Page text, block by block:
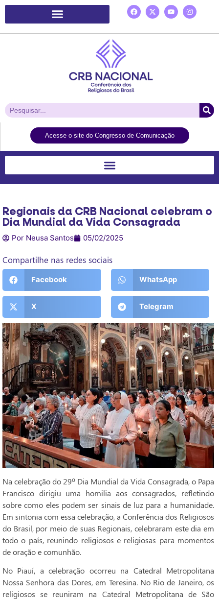
Acesse o site do Congresso de Comunicação
Regionais da CRB Nacional celebram o
Dia Mundial da Vida Consagrada
Por Neusa Santos 05/02/2025
Compartilhe nas redes sociais
Facebook WhatsApp
X Telegram
Na celebração do 29º Dia Mundial da Vida Consagrada, o Papa
Francisco dirigiu uma homilia aos consagrados, refletindo
sobre como eles podem ser sinais de luz para a humanidade.
Em sintonia com essa celebração, a Conferência dos Religiosos
do Brasil, por meio de suas Regionais, celebraram este dia em
todo o país, reunindo religiosos e religiosas para momentos
de oração e comunhão.
No Piauí, a celebração ocorreu na Catedral Metropolitana
Nossa Senhora das Dores, em Teresina. No Rio de Janeiro, os
religiosos se reuniram na Catedral Metropolitana de São